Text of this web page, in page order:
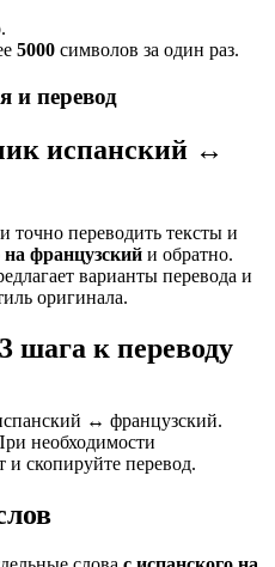
5000 символов за один раз.
и перевод
испанский ↔
точно переводить тексты и
на французский и обратно.
варианты перевода и
оригинала.
шага к переводу
↔ французский.
необходимости
и скопируйте перевод.